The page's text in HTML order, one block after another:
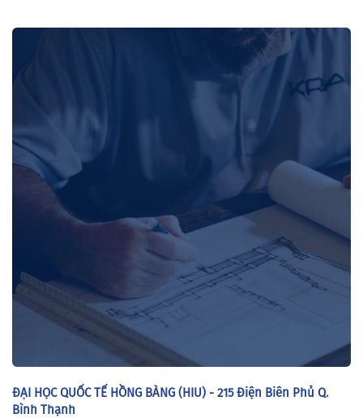
ĐẠI HỌC QUỐC TẾ HỒNG BÀNG (HIU) - 215 Điện Biên Phủ Q.
Bình Thạnh